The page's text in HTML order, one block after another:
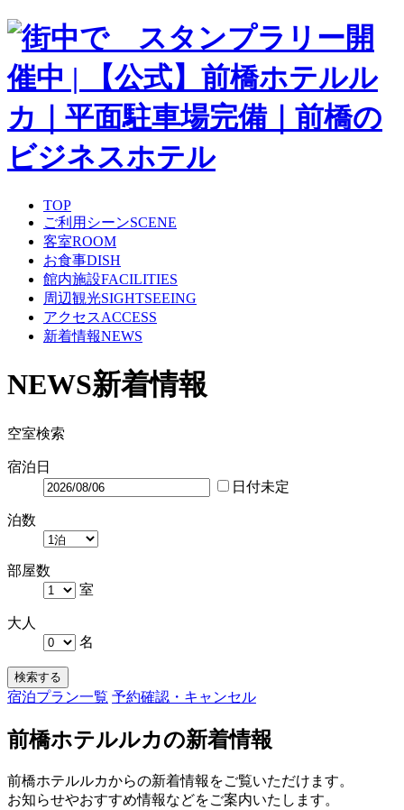
TOP
ご利用シーンSCENE
客室ROOM
お食事DISH
館内施設FACILITIES
周辺観光SIGHTSEEING
アクセスACCESS
新着情報NEWS
NEWS新着情報
空室検索
宿泊日
日付未定
泊数
部屋数
室
大人
名
検索する
宿泊プラン一覧 予約確認・キャンセル
前橋ホテルルカの新着情報
前橋ホテルルカからの新着情報をご覧いただけます。
お知らせやおすすめ情報などをご案内いたします。